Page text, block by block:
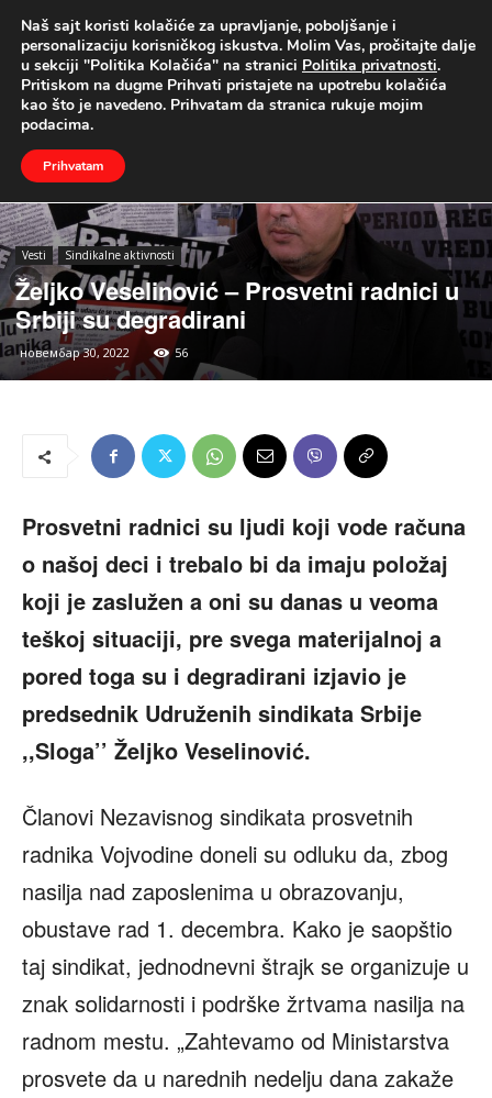
UŽIVO
Naslovna Vesti Sindikalne aktivnosti
Vesti Sindikalne aktivnosti
Željko Veselinović – Prosvetni radnici u
Srbiji su degradirani
новембар 30, 2022 56
Prosvetni radnici su ljudi koji vode računa
o našoj deci i trebalo bi da imaju položaj
koji je zaslužen a oni su danas u veoma
teškoj situaciji, pre svega materijalnoj a
pored toga su i degradirani izjavio je
predsednik Udruženih sindikata Srbije
,,Sloga’’ Željko Veselinović.
Članovi Nezavisnog sindikata prosvetnih
radnika Vojvodine doneli su odluku da, zbog
nasilja nad zaposlenima u obrazovanju,
obustave rad 1. decembra. Kako je saopštio
taj sindikat, jednodnevni štrajk se organizuje u
znak solidarnosti i podrške žrtvama nasilja na
radnom mestu. „Zahtevamo od Ministarstva
prosvete da u narednih nedelju dana zakaže
Naš sajt koristi kolačiće za upravljanje, poboljšanje i
personalizaciju korisničkog iskustva. Molim Vas, pročitajte dalje
u sekciji "Politika Kolačića" na stranici Politika privatnosti.
Pritiskom na dugme Prihvati pristajete na upotrebu kolačića
kao što je navedeno. Prihvatam da stranica rukuje mojim
podacima.
Prihvatam